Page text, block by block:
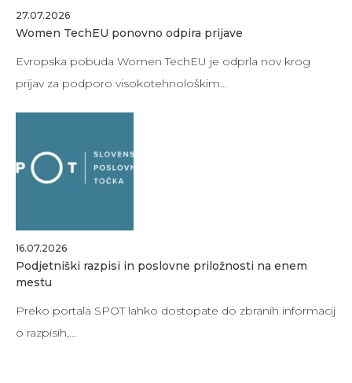
27.07.2026
Women TechEU ponovno odpira prijave
Evropska pobuda Women TechEU je odprla nov krog
prijav za podporo visokotehnološkim…
16.07.2026
Podjetniški razpisi in poslovne priložnosti na enem
mestu
Preko portala SPOT lahko dostopate do zbranih informacij
o razpisih,…